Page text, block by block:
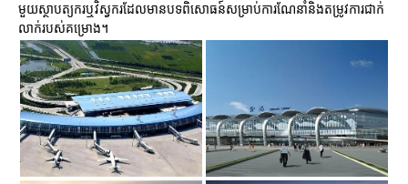
មួយស្ថាបត្យករឬវិស្វករដែលមានបទពិសោធន៍សម្រាប់ការណែនាំនិងតម្រូវការជាក់
លាក់របស់គម្រោង។